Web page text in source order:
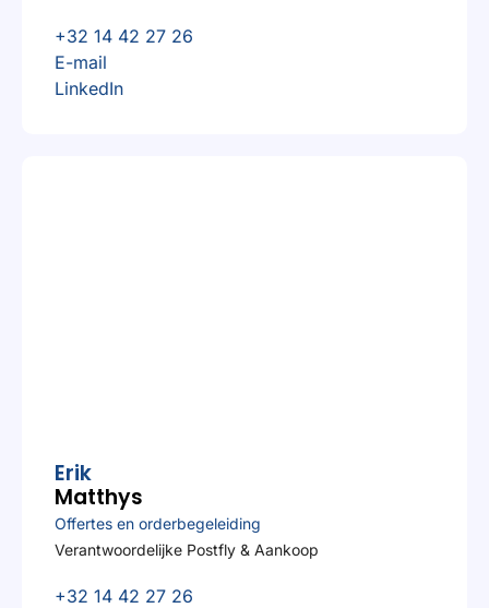
+32 14 42 27 26
E-mail
LinkedIn
Erik
Matthys
Offertes en orderbegeleiding
Verantwoordelijke Postfly & Aankoop
+32 14 42 27 26